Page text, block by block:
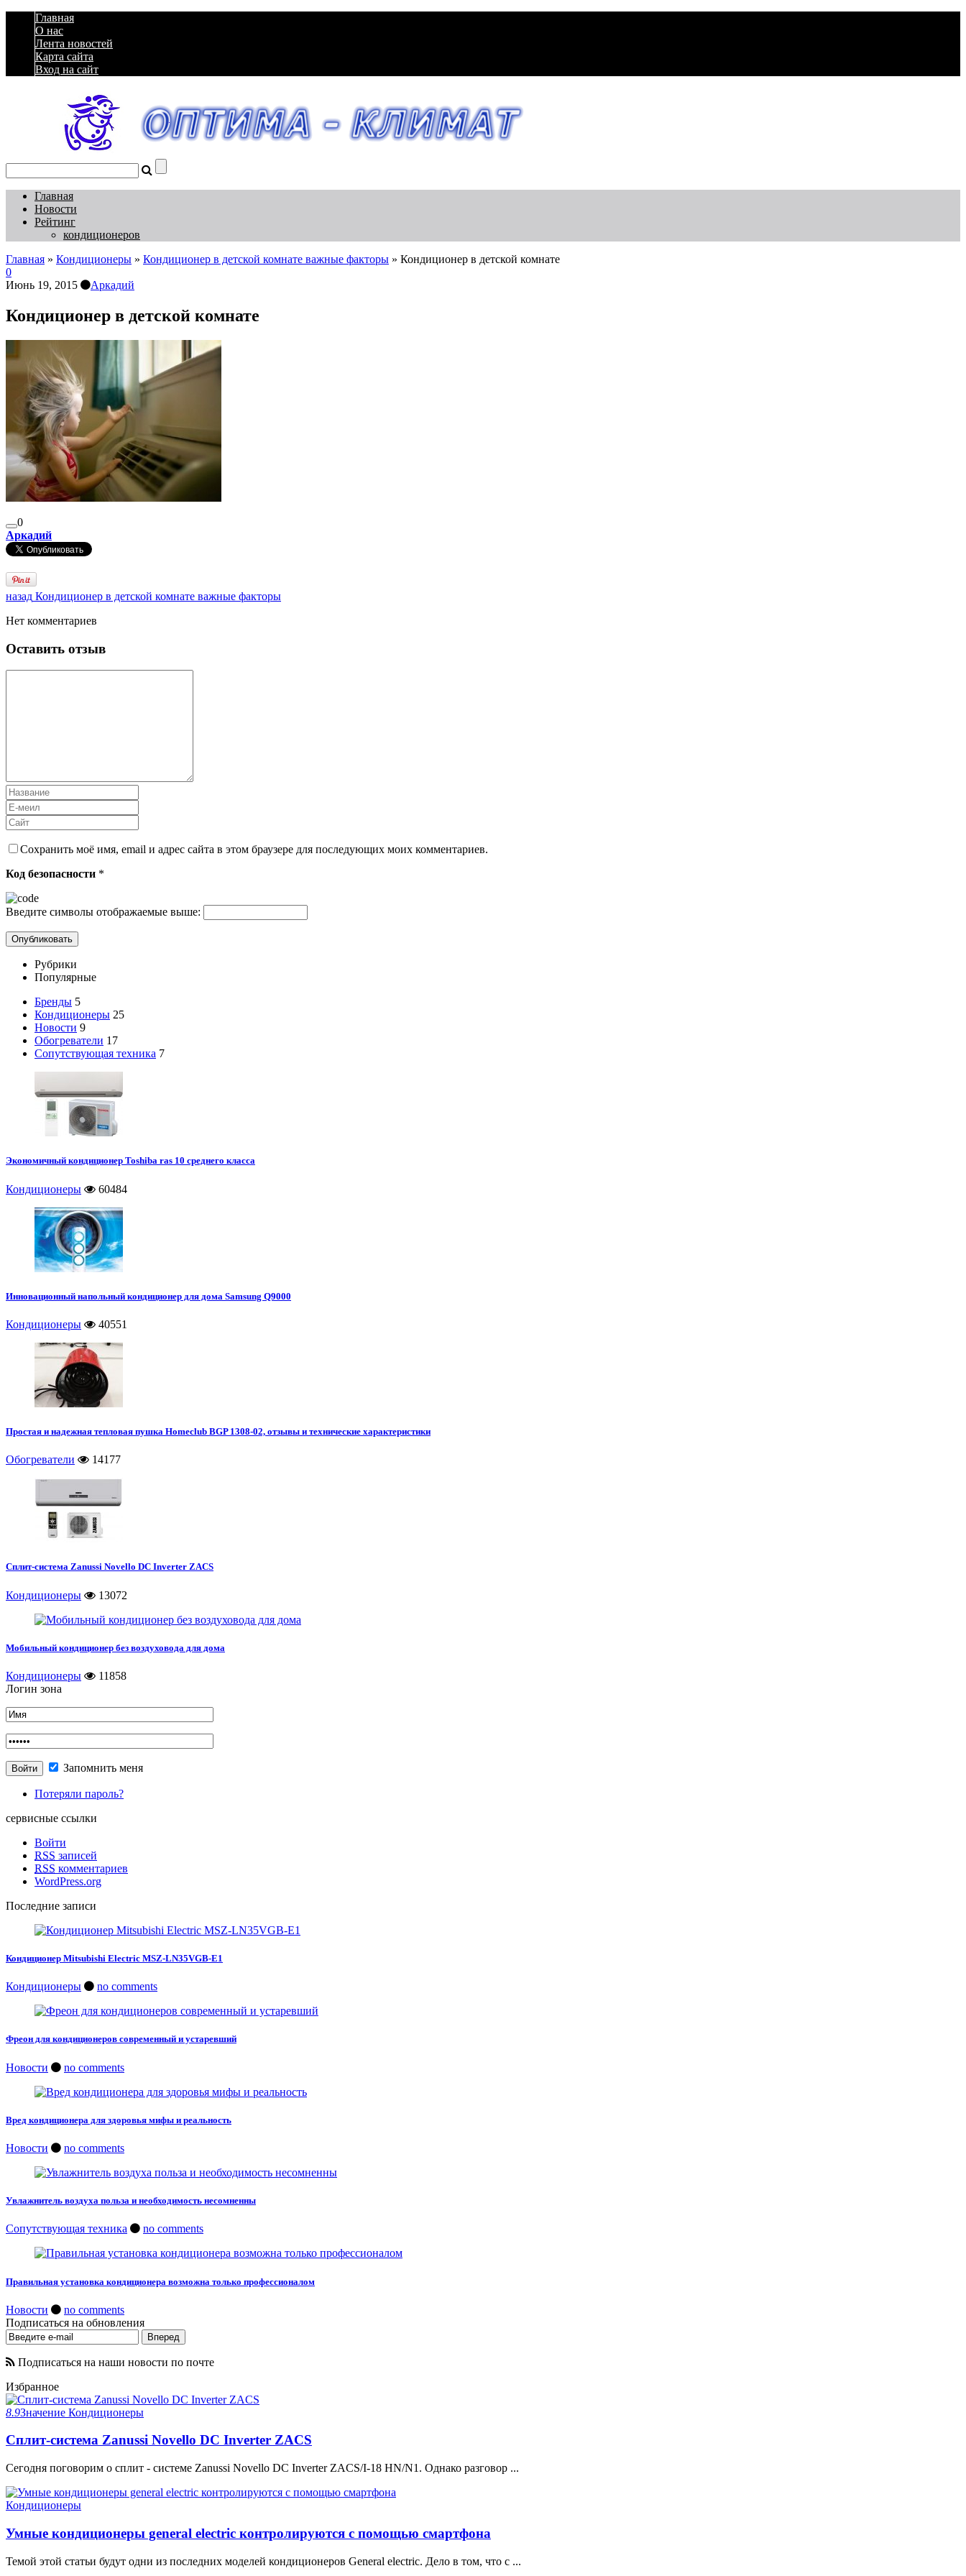
Главная
О нас
Лента новостей
Карта сайта
Вход на сайт
Главная
Новости
Рейтинг
кондиционеров
Главная » Кондиционеры » Кондиционер в детской комнате важные факторы » Кондиционер в детской комнате
0
Июнь 19, 2015
Аркадий
Кондиционер в детской комнате
0
Аркадий
назад Кондиционер в детской комнате важные факторы
Нет комментариев
Оставить отзыв
Сохранить моё имя, email и адрес сайта в этом браузере для последующих моих комментариев.
Код безопасности *
Введите символы отображаемые выше:
Рубрики
Популярные
Бренды 5
Кондиционеры 25
Новости 9
Обогреватели 17
Сопутствующая техника 7
Экономичный кондиционер Toshiba ras 10 среднего класса
Кондиционеры 60484
Инновационный напольный кондиционер для дома Samsung Q9000
Кондиционеры 40551
Простая и надежная тепловая пушка Homeclub BGP 1308-02, отзывы и технические характеристики
Обогреватели 14177
Сплит-система Zanussi Novello DC Inverter ZACS
Кондиционеры 13072
Мобильный кондиционер без воздуховода для дома
Кондиционеры
11858
Логин зона
Запомнить меня
Потеряли пароль?
сервисные ссылки
Войти
RSS записей
RSS комментариев
WordPress.org
Последние записи
Кондиционер Mitsubishi Electric MSZ-LN35VGB-E1
Кондиционеры no comments
Фреон для кондиционеров современный и устаревший
Новости no comments
Вред кондиционера для здоровья мифы и реальность
Новости no comments
Увлажнитель воздуха польза и необходимость несомненны
Сопутствующая техника no comments
Правильная установка кондиционера возможна только профессионалом
Новости
no comments
Подписаться на обновления
Подписаться на наши новости по почте
Избранное
8.9Значение Кондиционеры
Сплит-система Zanussi Novello DC Inverter ZACS
Сегодня поговорим о сплит - системе Zanussi Novello DC Inverter ZACS/I-18 HN/N1. Однако разговор ...
Кондиционеры
Умные кондиционеры general electric контролируются с помощью смартфона
Темой этой статьи будут одни из последних моделей кондиционеров General electric. Дело в том, что с ...